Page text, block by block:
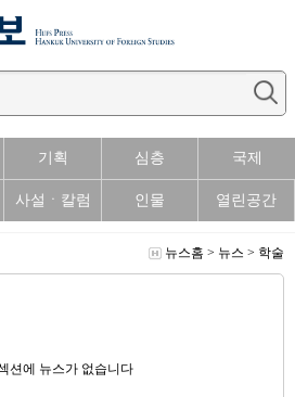
기획 심층 국제
사설ㆍ칼럼 인물 열린공간
뉴스홈 > 뉴스 > 학술
션에 뉴스가 없습니다